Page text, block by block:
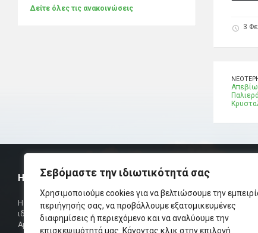
Σεβόμαστε την ιδιωτικότητά σας
Χρησιμοποιούμε cookies για να βελτιώσουμε την
περιήγησής σας, να προβάλλουμε εξατομικευμένες
διαφημίσεις ή περιεχόμενο και να αναλύουμε την
επισκεψιμότητά μας. Κάνοντας κλικ στην επιλογή
3
Δείτε όλες τις ανακοινώσεις
Η ΟΜΟΣΠΟΝΔΙΑ
Η Ομοσπονδία Σωματείων Επαρχίας Αμαρίου
ιδρύθηκε και πήρε τη θέση της Ένωσης
Αμαριωτών, που λειτουργούσε από το 1966 μέχρι
Τηλεφωνικό
Δήμαρχος